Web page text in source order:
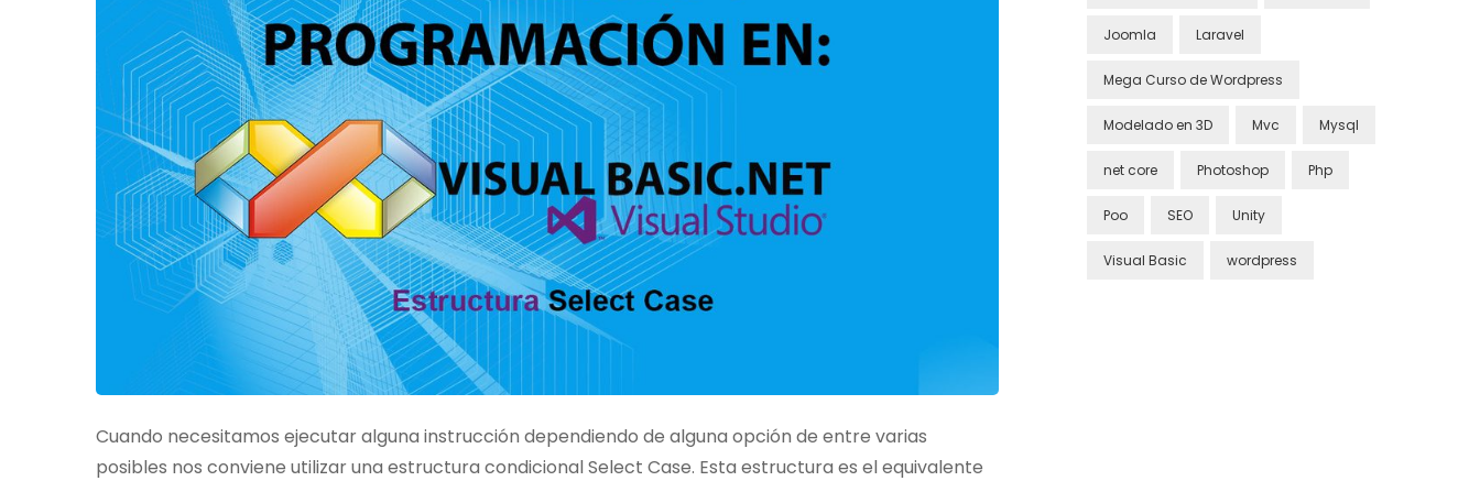
Cuando necesitamos ejecutar alguna instrucción dependiendo de alguna opción de entre varias
posibles nos conviene utilizar una estructura condicional Select Case. Esta estructura es el equivalente
Joomla Laravel
Mega Curso de Wordpress
Modelado en 3D Mvc Mysql
net core Photoshop Php
Poo SEO Unity
Visual Basic wordpress